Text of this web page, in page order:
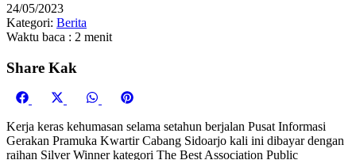
24/05/2023
Kategori: Berita
Waktu baca : 2 menit
Share Kak
Share
Facebook
Share
X
(Twitter)
Share
WhatsAppPinterest
Kerja keras kehumasan selama setahun berjalan Pusat Informasi
Gerakan Pramuka Kwartir Cabang Sidoarjo kali ini dibayar dengan
raihan Silver Winner kategori The Best Association Public